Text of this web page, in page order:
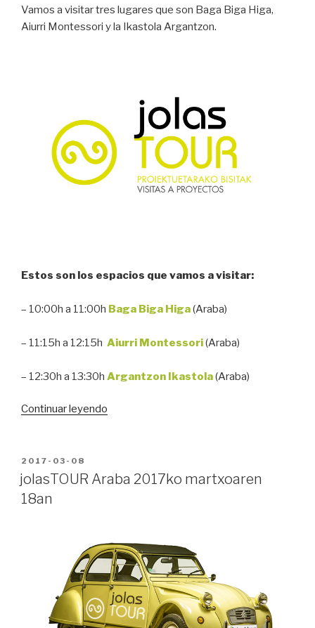
Vamos a visitar tres lugares que son Baga Biga Higa,
Aiurri Montessori y la Ikastola Argantzon.
Estos son los espacios que vamos a visitar:
– 10:00h a 11:00h Baga Biga Higa(Araba)
– 11:15h a 12:15h Aiurri Montessori(Araba)
– 12:30h a 13:30h Argantzon Ikastola(Araba)
Continuar leyendo
2017”
PUBLICADO
EN
2017-03-08
jolasTOUR Araba 2017ko martxoaren
18an